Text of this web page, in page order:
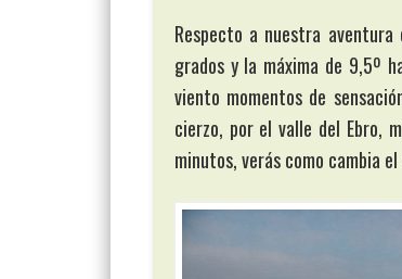
Respecto a nuestra
grados y la máxima de 9,5º
viento momentos de
cierzo, por el valle del Ebro,
minutos, verás como cambia